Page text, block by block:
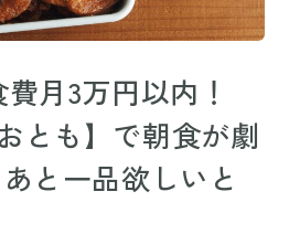
月3万円以内！
とも】で朝食が劇
と一品欲しいと